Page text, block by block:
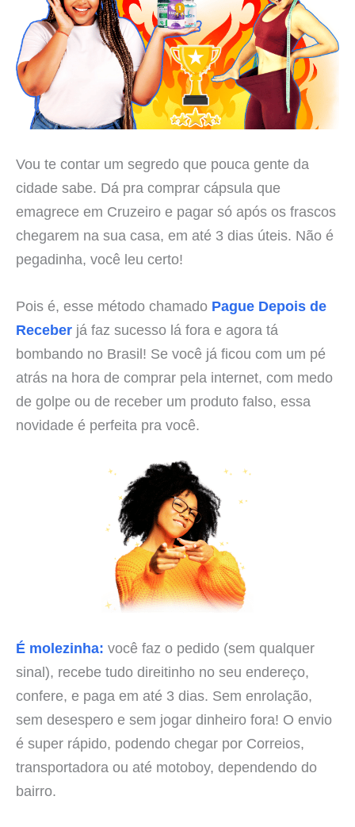
Vou te contar um segredo que pouca gente da
cidade sabe. Dá pra comprar cápsula que
emagrece em Cruzeiro e pagar só após os frascos
chegarem na sua casa, em até 3 dias úteis. Não é
pegadinha, você leu certo!
Pois é, esse método chamado Pague Depois de
Receber já faz sucesso lá fora e agora tá
bombando no Brasil! Se você já ficou com um pé
atrás na hora de comprar pela internet, com medo
de golpe ou de receber um produto falso, essa
novidade é perfeita pra você.
É molezinha: você faz o pedido (sem qualquer
sinal), recebe tudo direitinho no seu endereço,
confere, e paga em até 3 dias. Sem enrolação,
sem desespero e sem jogar dinheiro fora! O envio
é super rápido, podendo chegar por Correios,
transportadora ou até motoboy, dependendo do
bairro.